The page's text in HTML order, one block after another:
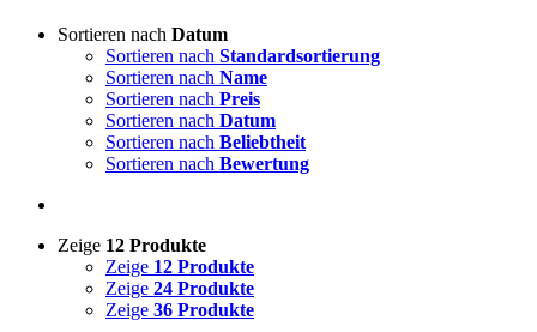
Sortieren nach Datum
Sortieren nach Standardsortierung
Sortieren nach Name
Sortieren nach Preis
Sortieren nach Datum
Sortieren nach Beliebtheit
Sortieren nach Bewertung
Zeige 12 Produkte
Zeige 12 Produkte
Zeige 24 Produkte
Zeige 36 Produkte